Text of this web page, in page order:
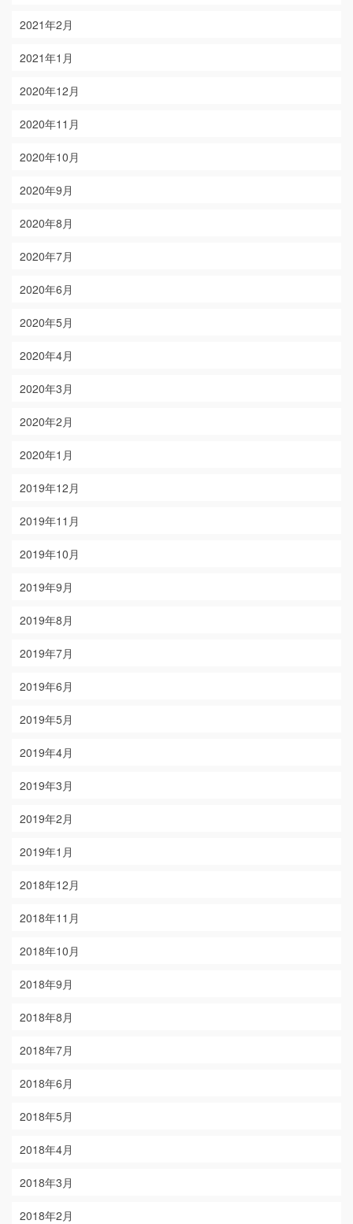
2021年2月
2021年1月
2020年12月
2020年11月
2020年10月
2020年9月
2020年8月
2020年7月
2020年6月
2020年5月
2020年4月
2020年3月
2020年2月
2020年1月
2019年12月
2019年11月
2019年10月
2019年9月
2019年8月
2019年7月
2019年6月
2019年5月
2019年4月
2019年3月
2019年2月
2019年1月
2018年12月
2018年11月
2018年10月
2018年9月
2018年8月
2018年7月
2018年6月
2018年5月
2018年4月
2018年3月
2018年2月